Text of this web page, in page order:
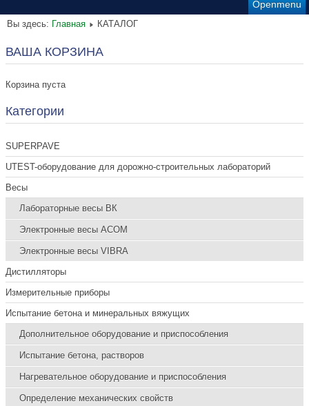
Openmenu
Вы здесь: Главная КАТАЛОГ
ВАША КОРЗИНА
Корзина пуста
Категории
SUPERPAVE
UTEST-оборудование для дорожно-строительных лабораторий
Весы
Лабораторные весы ВК
Электронные весы ACOM
Электронные весы VIBRA
Дистилляторы
Измерительные приборы
Испытание бетона и минеральных вяжущих
Дополнительное оборудование и приспособления
Испытание бетона, растворов
Нагревательное оборудование и приспособления
Определение механических свойств